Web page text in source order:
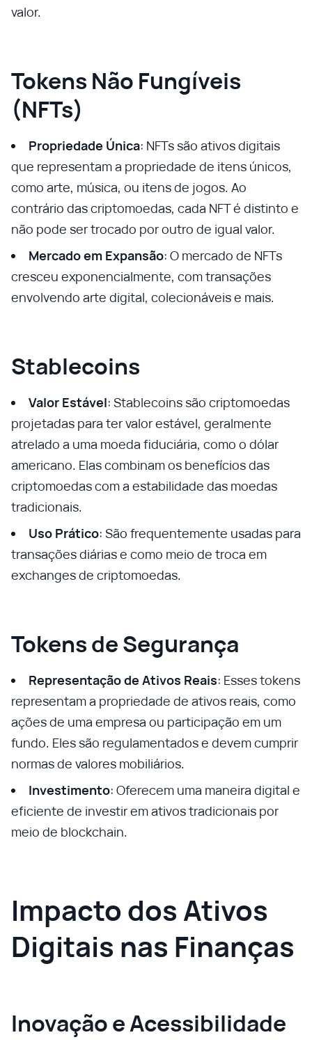
valor.
Tokens Não Fungíveis
(NFTs)
Propriedade Única: NFTs são ativos digitais
que representam a propriedade de itens únicos,
como arte, música, ou itens de jogos. Ao
contrário das criptomoedas, cada NFT é distinto e
não pode ser trocado por outro de igual valor.
Mercado em Expansão: O mercado de NFTs
cresceu exponencialmente, com transações
envolvendo arte digital, colecionáveis e mais.
Stablecoins
Valor Estável: Stablecoins são criptomoedas
projetadas para ter valor estável, geralmente
atrelado a uma moeda fiduciária, como o dólar
americano. Elas combinam os benefícios das
criptomoedas com a estabilidade das moedas
tradicionais.
Uso Prático: São frequentemente usadas para
transações diárias e como meio de troca em
exchanges de criptomoedas.
Tokens de Segurança
Representação de Ativos Reais: Esses tokens
representam a propriedade de ativos reais, como
ações de uma empresa ou participação em um
fundo. Eles são regulamentados e devem cumprir
normas de valores mobiliários.
Investimento: Oferecem uma maneira digital e
eficiente de investir em ativos tradicionais por
meio de blockchain.
Impacto dos Ativos
Digitais nas Finanças
Inovação e Acessibilidade